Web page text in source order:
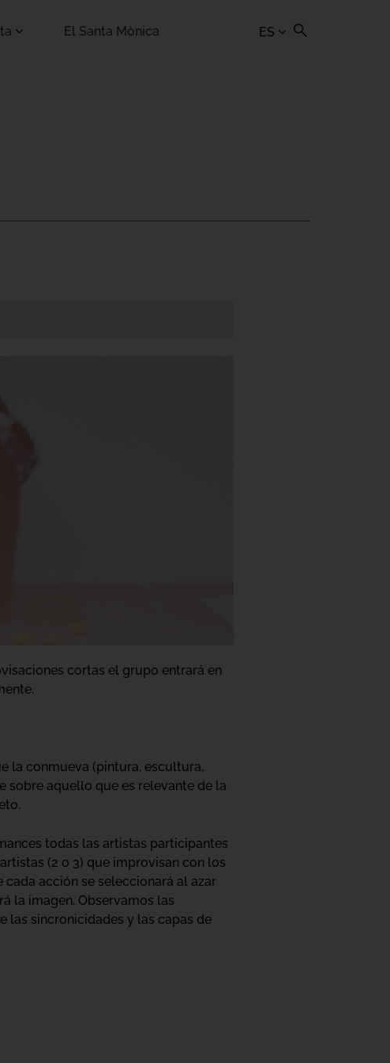
ES
El Santa Mònica
cortas el grupo entrará en
la conmueva (pintura, escultura,
sobre aquello que es relevante de la
todas las artistas participantes
(2 o 3) que improvisan con los
acción se seleccionará al azar
la imagen. Observamos las
las sincronicidades y las capas de